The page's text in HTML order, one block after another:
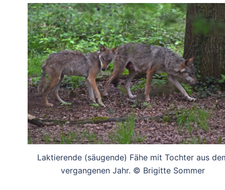
Laktierende (säugende) Fähe mit Tochter aus
vergangenen Jahr. © Brigitte Sommer